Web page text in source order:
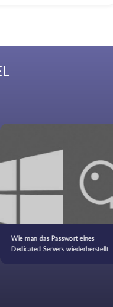
Wie man das Passwort eines
Dedicated Servers wiederherstellt